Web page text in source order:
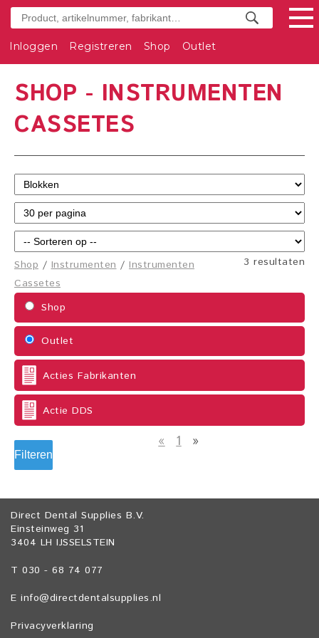
Inloggen Registreren Shop Outlet
SHOP - INSTRUMENTEN
CASSETES
3 resultaten
Shop /Instrumenten/ Instrumenten
Cassetes
Shop
Outlet
Acties Fabrikanten
Actie DDS
Filteren
« 1 »
Direct Dental Supplies B.V.
Einsteinweg 31
3404 LH IJSSELSTEIN
T 030 - 68 74 077
E info@directdentalsupplies.nl
Privacyverklaring